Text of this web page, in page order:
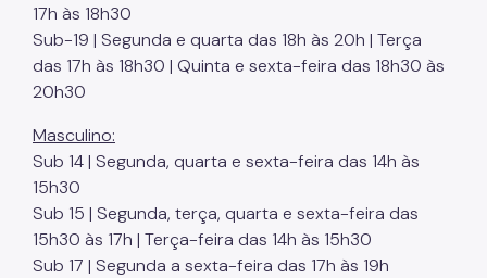
17h às 18h30
Sub-19 | Segunda e quarta das 18h às 20h | Terça
das 17h às 18h30 | Quinta e sexta-feira das 18h30 às
20h30
Masculino:
Sub 14 | Segunda, quarta e sexta-feira das 14h às
15h30
Sub 15 | Segunda, terça, quarta e sexta-feira das
15h30 às 17h | Terça-feira das 14h às 15h30
Sub 17 | Segunda a sexta-feira das 17h às 19h